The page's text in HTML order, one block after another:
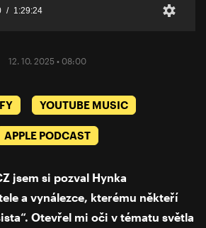
1:29:24
12. 10. 2025 • 08:00
YOUTUBE MUSIC
APPLE PODCAST
jsem si pozval Hynka
a vynálezce, kterému někteří
Otevřel mi oči v tématu světla